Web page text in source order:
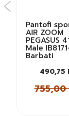
Pantofi
AIR ZOOM
PEGASUS
Male
Barbati
490,75
755,00